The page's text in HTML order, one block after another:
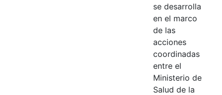
se desarrolla
en el marco
de las
acciones
coordinadas
entre el
Ministerio de
Salud de la